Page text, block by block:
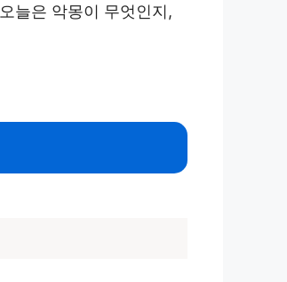
늘은 악몽이 무엇인지,